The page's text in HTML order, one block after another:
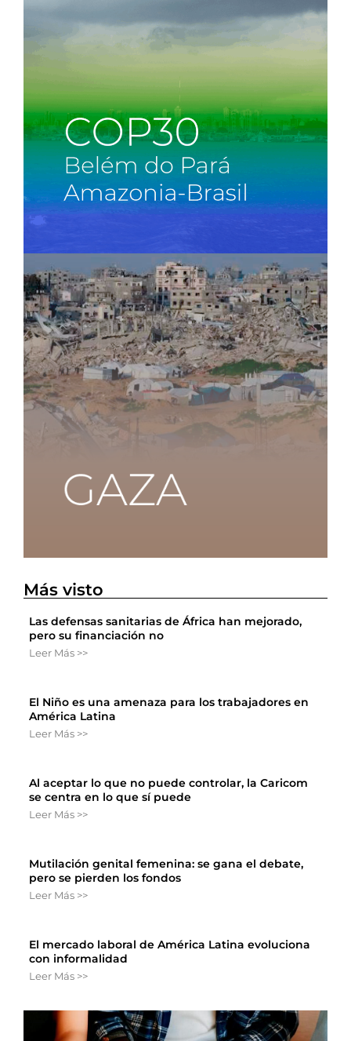
Más visto
Las defensas sanitarias de África han mejorado,
pero su financiación no
Leer Más >>
El Niño es una amenaza para los trabajadores en
América Latina
Leer Más >>
Al aceptar lo que no puede controlar, la Caricom
se centra en lo que sí puede
Leer Más >>
Mutilación genital femenina: se gana el debate,
pero se pierden los fondos
Leer Más >>
El mercado laboral de América Latina evoluciona
con informalidad
Leer Más >>